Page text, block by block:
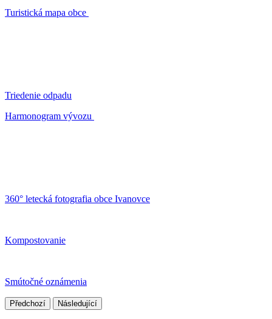
Turistická mapa obce
Triedenie odpadu
Harmonogram vývozu
360° letecká fotografia obce Ivanovce
Kompostovanie
Smútočné oznámenia
Předchozí Následující